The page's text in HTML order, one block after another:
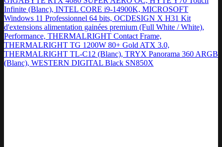
Infinite (Blanc), INTEL CORE i9-14900K, MICROSOFT
Windows 11 Professionnel 64 bits, OCDESIGN X H31 Kit
d'extensions alimentation gainées premium (Full White / White),
Performance, THERMALRIGHT Contact Frame,
THERMALRIGHT TG 1200W 80+ Gold ATX 3.0,
THERMALRIGHT TL-C12 (Blanc), TRYX Panorama 360 ARGB
(Blanc), WESTERN DIGITAL Black SN850X